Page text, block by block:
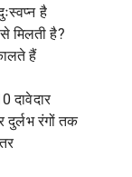
है
मिलती है?
हैं
दावेदार
दुर्लभ रंगों तक